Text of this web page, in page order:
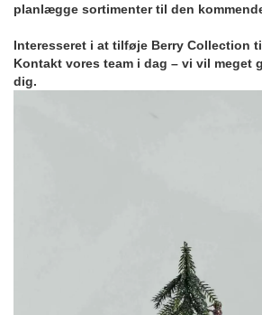
planlægge sortimenter til den
Interesseret i at tilføje Berry Collection
Kontakt vores team i dag – vi vil meget
dig.